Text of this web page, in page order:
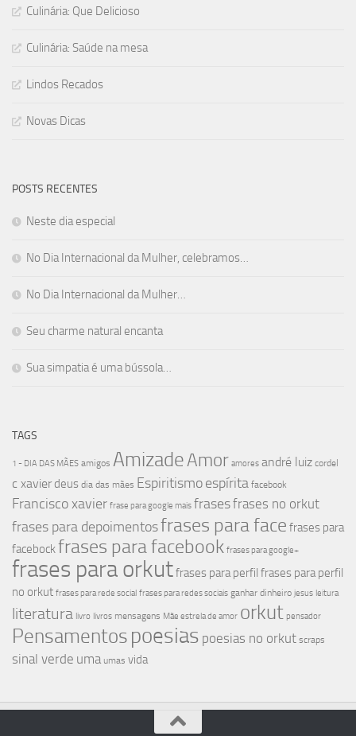
Culinária: Que Delicioso
Culinária: Saúde na mesa
Lindos Recados
Novas Dicas
POSTS RECENTES
Neste dia especial
No Dia Internacional da Mulher, celebramos…
No Dia Internacional da Mulher…
Seu charme natural encanta
Sua simpatia é uma bússola…
TAGS
1 - DIA DAS MÃES amigos AmizadeAmor amores andré luiz cordel
c xavier deus dia das mães Espiritismoespírita facebook
Francisco xavier frase para google mais frasesfrases no orkut
frases para depoimentosfrases para face frases para
facebockfrases para facebook frases para google+
frases para orkutfrases para perfil frases para perfil
no orkut frases para rede social frases para redes sociais ganhar dinheiro jesus leitura
literatura livro livros mensagens Mãe estrela de amor orkut pensador
Pensamentospoesias poesias no orkut scraps
sinal verde uma umas vida